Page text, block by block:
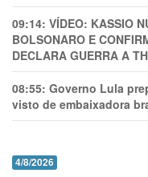
09:14: VÍDEO: KASSIO
BOLSONARO E
DECLARA GUERRA A
08:55: Governo Lula
visto de embaixadora
4/8/2026